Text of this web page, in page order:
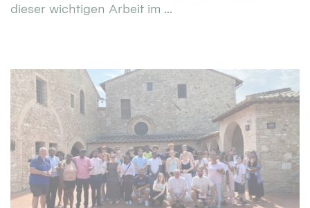
dieser wichtigen Arbeit im ...